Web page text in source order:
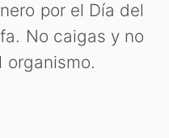
por el Día del
No caigas y no
organismo.